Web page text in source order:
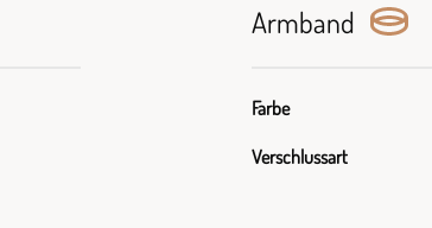
Armband
Farbe
Verschlussart